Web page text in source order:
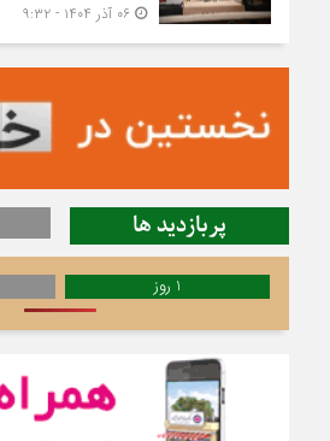
۰۶ آذر ۱۴۰۴ - ۹:۳۲
پربازدید ها
1 روز